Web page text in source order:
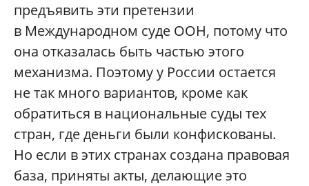
предъявить эти претензии
в Международном суде ООН, потому что
она отказалась быть частью этого
механизма. Поэтому у России остается
не так много вариантов, кроме как
обратиться в национальные суды тех
стран, где деньги были конфискованы.
Но если в этих странах создана правовая
база, приняты акты, делающие это